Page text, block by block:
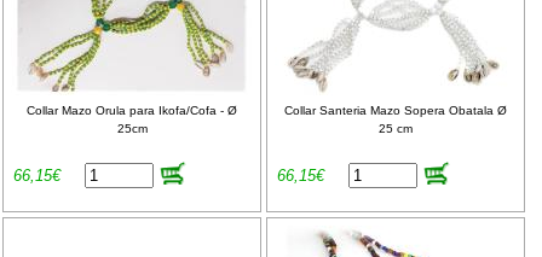
Collar Mazo Orula para Ikofa/Cofa - Ø
25cm
66,15€
Collar Santeria Mazo Sopera Obatala Ø
25 cm
66,15€